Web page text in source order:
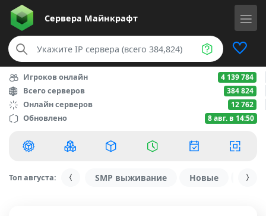
Сервера Майнкрафт
Игроков онлайн 4 139 784
Всего серверов 384 824
Онлайн серверов 12 762
Обновлено 8 авг. в 14:50
Топ августа: SMP выживание Новые С